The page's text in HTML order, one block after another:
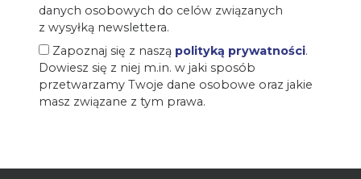
danych osobowych do celów związanych
z wysyłką newslettera.
Zapoznaj się z naszą polityką prywatności.
Dowiesz się z niej m.in. w jaki sposób
przetwarzamy Twoje dane osobowe oraz jakie
masz związane z tym prawa.